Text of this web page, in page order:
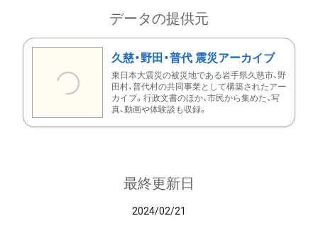
データの提供元
久慈・野田・普代 震災アーカイブ
東日本大震災の被災地である岩手県久慈市、野
田村、普代村の共同事業として構築されたアー
カイブ。行政文書のほか、市民から集めた、写
真、動画や体験談も収録。
最終更新日
2024/02/21